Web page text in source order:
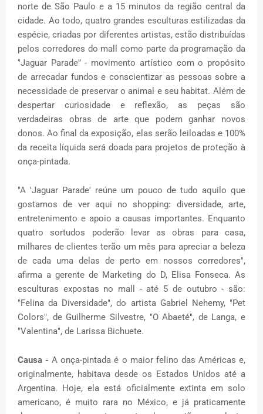
norte de São Paulo e a 15 minutos da região central da
cidade. Ao todo, quatro grandes esculturas estilizadas da
espécie, criadas por diferentes artistas, estão distribuídas
pelos corredores do mall como parte da programação da
‘'Jaguar Parade'’ - movimento artístico com o propósito
de arrecadar fundos e conscientizar as pessoas sobre a
necessidade de preservar o animal e seu habitat. Além de
despertar curiosidade e reflexão, as peças são
verdadeiras obras de arte que podem ganhar novos
donos. Ao final da exposição, elas serão leiloadas e 100%
da receita líquida será doada para projetos de proteção à
onça-pintada.
"A 'Jaguar Parade' reúne um pouco de tudo aquilo que
gostamos de ver aqui no shopping: diversidade, arte,
entretenimento e apoio a causas importantes. Enquanto
quatro sortudos poderão levar as obras para casa,
milhares de clientes terão um mês para apreciar a beleza
de cada uma delas de perto em nossos corredores",
afirma a gerente de Marketing do D, Elisa Fonseca. As
esculturas expostas no mall - até 5 de outubro - são:
"Felina da Diversidade", do artista Gabriel Nehemy, "Pet
Colors", de Guilherme Silvestre, "O Abaeté", de Langa, e
"Valentina", de Larissa Bichuete.
Causa -A onça-pintada é o maior felino das Américas e,
originalmente, habitava desde os Estados Unidos até a
Argentina. Hoje, ela está oficialmente extinta em solo
americano, é muito rara no México, e já praticamente